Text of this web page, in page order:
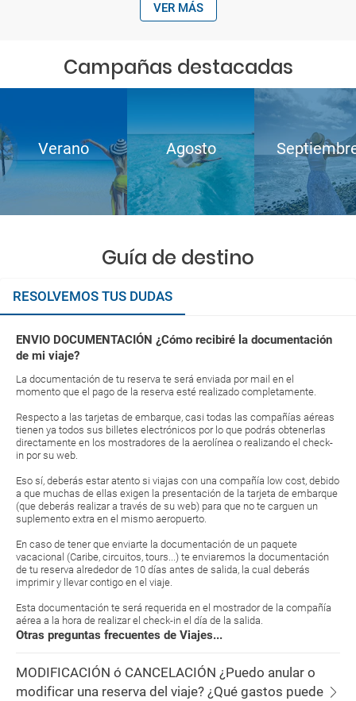
VER MÁS
Campañas destacadas
Verano Agosto
Guía de destino
RESOLVEMOS TUS DUDAS
ENVIO DOCUMENTACIÓN ¿Cómo recibiré la documentación
de mi viaje?
La documentación de tu reserva te será enviada por mail en el
momento que el pago de la reserva esté realizado completamente.
Respecto a las tarjetas de embarque, casi todas las compañías aéreas
tienen ya todos sus billetes electrónicos por lo que podrás obtenerlas
directamente en los mostradores de la aerolínea o realizando el check-
in por su web.
Eso sí, deberás estar atento si viajas con una compañía low cost, debido
a que muchas de ellas exigen la presentación de la tarjeta de embarque
(que deberás realizar a través de su web) para que no te carguen un
suplemento extra en el mismo aeropuerto.
En caso de tener que enviarte la documentación de un paquete
vacacional (Caribe, circuitos, tours...) te enviaremos la documentación
de tu reserva alrededor de 10 días antes de salida, la cual deberás
imprimir y llevar contigo en el viaje.
Esta documentación te será requerida en el mostrador de la compañía
aérea a la hora de realizar el check-in el día de la salida.
Otras preguntas frecuentes de Viajes...
MODIFICACIÓN ó CANCELACIÓN ¿Puedo anular o
modificar una reserva del viaje? ¿Qué gastos puede